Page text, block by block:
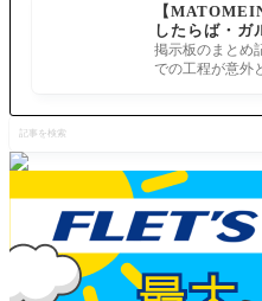
【
したらば・ガ
ホでまとめ記
め記事ができ
掲示板のまとめ
での工程が意外
を
検
プレミア
ムカレン
ダーの通
信販売が
rNl01.html●
受注受付
期間：202
3年12月15
※